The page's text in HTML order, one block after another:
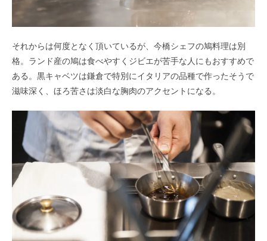
それからは何度となく頂いているが、今橋シェフの鳩料理は別
格。ランド産の鳩は食べやすくジビエが苦手な人にもおすすめで
ある。黒キャベツは鎌倉で特別にイタリアの品種で作ったそうで
滋味深く、ほろ苦さは淡白な胸肉のアクセントになる。